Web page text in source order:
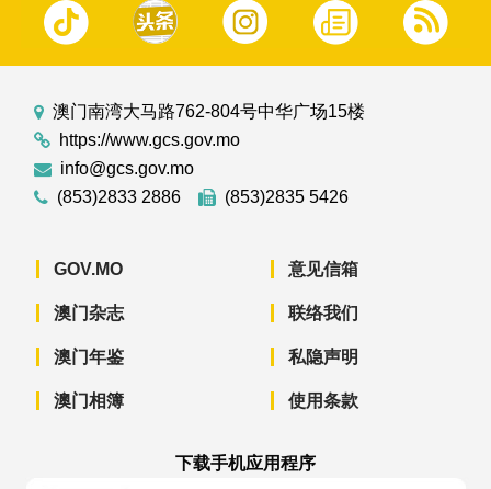
澳门南湾大马路762-804号中华广场15楼
https://www.gcs.gov.mo
info@gcs.gov.mo
(853)2833 2886
(853)2835 5426
GOV.MO
澳门杂志
澳门年鉴
澳门相簿
意见信箱
联络我们
私隐声明
使用条款
下载手机应用程序